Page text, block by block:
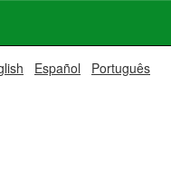
Español Português